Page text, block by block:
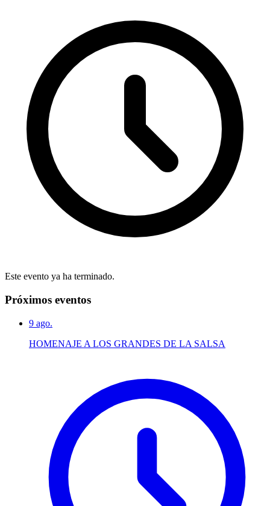
Este evento ya ha terminado.
Próximos eventos
9 ago.
HOMENAJE A LOS GRANDES DE LA SALSA